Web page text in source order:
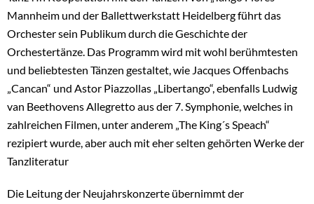
Mannheim und der Ballettwerkstatt Heidelberg führt das
Orchester sein Publikum durch die Geschichte der
Orchestertänze. Das Programm wird mit wohl berühmtesten
und beliebtesten Tänzen gestaltet, wie Jacques Offenbachs
„Cancan“ und Astor Piazzollas „Libertango“, ebenfalls Ludwig
van Beethovens Allegretto aus der 7. Symphonie, welches in
zahlreichen Filmen, unter anderem „The King´s Speach“
rezipiert wurde, aber auch mit eher selten gehörten Werke der
Tanzliteratur
Die Leitung der Neujahrskonzerte übernimmt der